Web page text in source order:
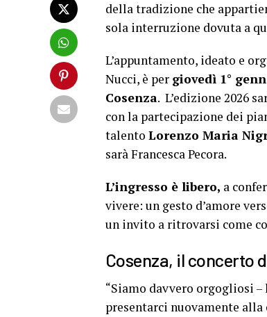
della tradizione che
sola interruzione dovuta a
L’appuntamento, ideato e
Nucci, è per giovedì 1°
Cosenza. L’edizione 2026
con la partecipazione dei
talento Lorenzo Maria
sarà Francesca Pecora.
L’ingresso è libero, a
vivere: un gesto d’amore
un invito a ritrovarsi come
Cosenza, il concerto
“Siamo davvero orgogliosi
presentarci nuovamente